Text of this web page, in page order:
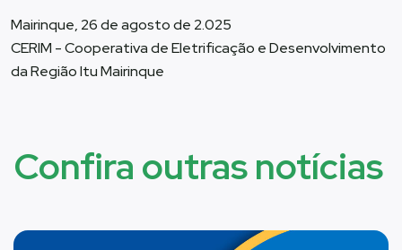
Mairinque, 26 de agosto de 2.025
CERIM - Cooperativa de Eletrificação e Desenvolvimento
da Região Itu Mairinque
Confira outras notícias